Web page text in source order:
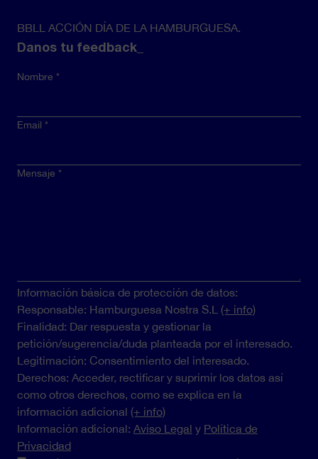
BBLL ACCIÓN DÍA DE LA HAMBURGUESA.
Danos tu feedback_
Nombre
Email
Mensaje
Información básica de protección de datos:
Responsable: Hamburguesa Nostra S.L (+ info)
Finalidad: Dar respuesta y gestionar la
petición/sugerencia/duda planteada por el interesado.
Legitimación: Consentimiento del interesado.
Derechos: Acceder, rectificar y suprimir los datos así
como otros derechos, como se explica en la
información adicional (+ info)
Información adicional: Aviso Legal y Política de
Privacidad